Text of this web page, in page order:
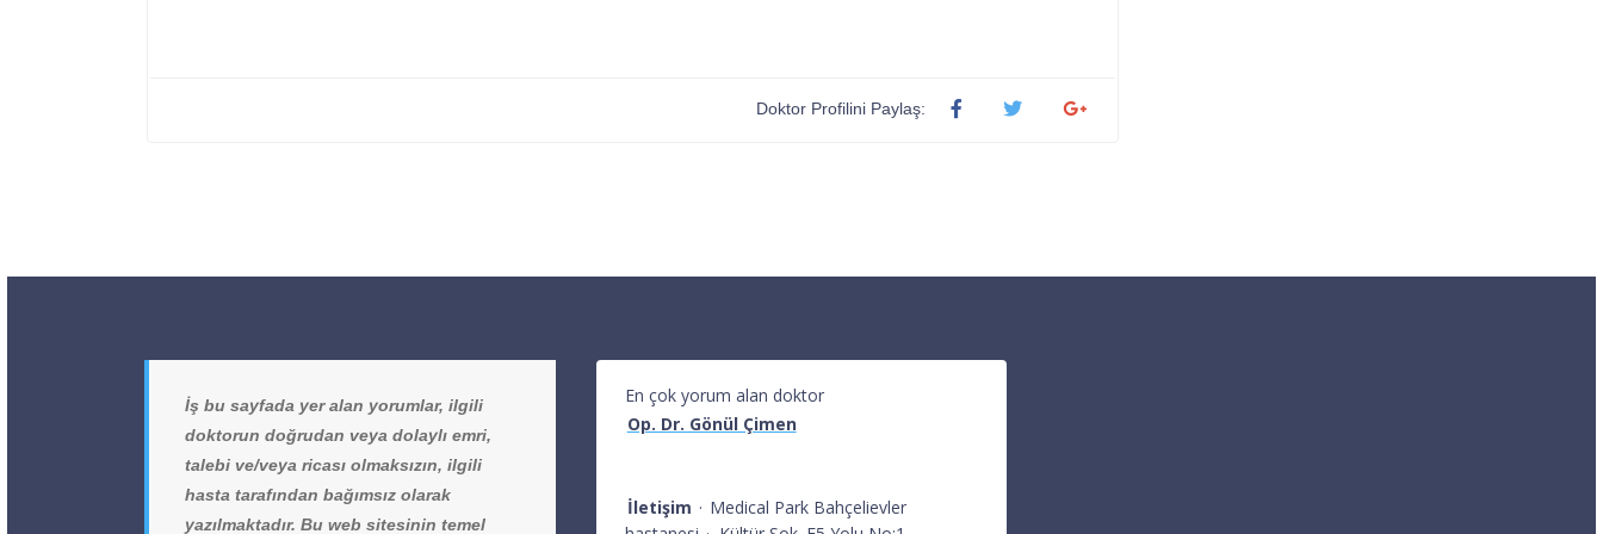
Doktor Profilini Paylaş:
İş bu sayfada yer alan yorumlar, ilgili
doktorun doğrudan veya dolaylı emri,
talebi ve/veya ricası olmaksızın, ilgili
hasta tarafından bağımsız olarak
yazılmaktadır. Bu web sitesinin temel
En çok yorum alan doktor
Op. Dr. Gönül Çimen
İletişim · Medical Park Bahçelievler